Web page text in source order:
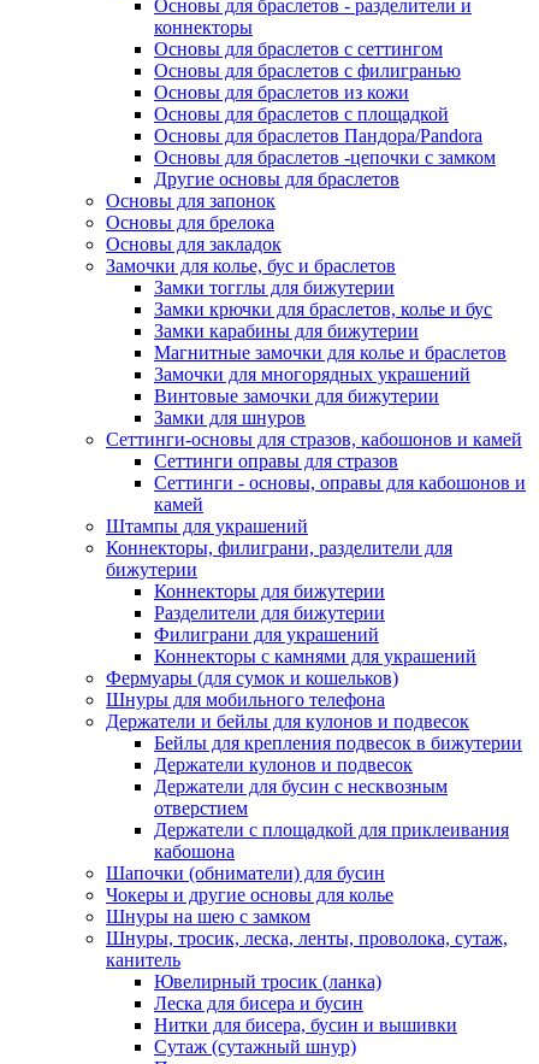
Основы для браслетов - разделители и
коннекторы
Основы для браслетов с сеттингом
Основы для браслетов с филигранью
Основы для браслетов из кожи
Основы для браслетов с площадкой
Основы для браслетов Пандора/Pandora
Основы для браслетов -цепочки с замком
Другие основы для браслетов
Основы для запонок
Основы для брелока
Основы для закладок
Замочки для колье, бус и браслетов
Замки тогглы для бижутерии
Замки крючки для браслетов, колье и бус
Замки карабины для бижутерии
Магнитные замочки для колье и браслетов
Замочки для многорядных украшений
Винтовые замочки для бижутерии
Замки для шнуров
Сеттинги-основы для стразов, кабошонов и камей
Сеттинги оправы для стразов
Сеттинги - основы, оправы для кабошонов и
камей
Штампы для украшений
Коннекторы, филиграни, разделители для
бижутерии
Коннекторы для бижутерии
Разделители для бижутерии
Филиграни для украшений
Коннекторы с камнями для украшений
Фермуары (для сумок и кошельков)
Шнуры для мобильного телефона
Держатели и бейлы для кулонов и подвесок
Бейлы для крепления подвесок в бижутерии
Держатели кулонов и подвесок
Держатели для бусин с несквозным
отверстием
Держатели с площадкой для приклеивания
кабошона
Шапочки (обниматели) для бусин
Чокеры и другие основы для колье
Шнуры на шею с замком
Шнуры, тросик, леска, ленты, проволока, сутаж,
канитель
Ювелирный тросик (ланка)
Леска для бисера и бусин
Нитки для бисера, бусин и вышивки
Сутаж (сутажный шнур)